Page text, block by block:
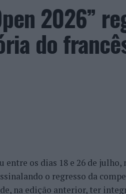
2026”
do
os dias 18 e 26 de julho,
o regresso da
de, na edição anterior, ter